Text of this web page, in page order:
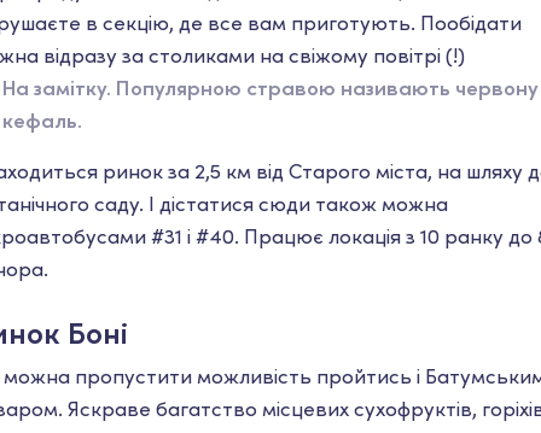
в секцію, де все вам приготують. Пообідати
відразу за столиками на свіжому повітрі (!)
На замітку. Популярною стравою називають червону
кефаль.
ринок за 2,5 км від Старого міста, на шляху
саду. І дістатися сюди також можна
#31 і #40. Працює локація з 10 ранку до
Боні
пропустити можливість пройтись і
Яскраве багатство місцевих сухофруктів,